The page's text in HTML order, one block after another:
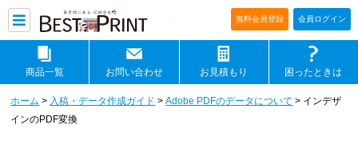
印刷通販ベストプリントベストプリ
無料会員登録 会員ログイン
商品一覧 お問い合わせ お見積もり 困ったときは
ホーム > 入稿・データ作成ガイド >Adobe PDFのデータについて > インデザ
インのPDF変換